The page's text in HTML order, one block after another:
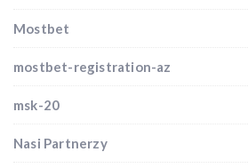
Mostbet
mostbet-registration-az
msk-20
Nasi Partnerzy